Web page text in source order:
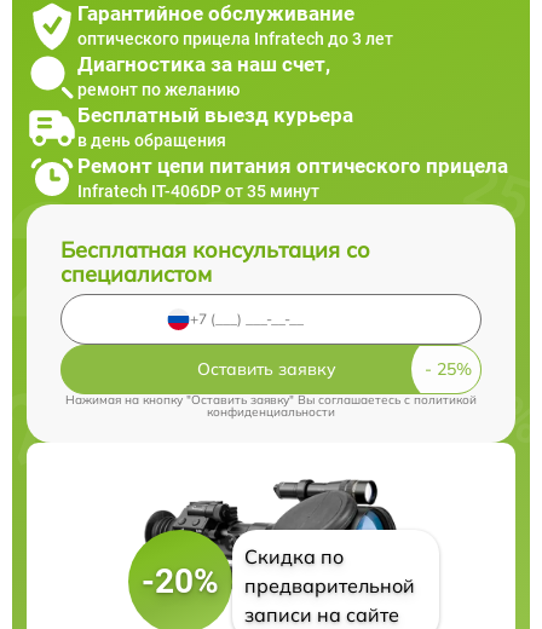
Гарантийное обслуживание
оптического прицела Infratech до 3 лет
Диагностика за наш счет,
ремонт по желанию
Бесплатный выезд курьера
в день обращения
Ремонт цепи питания оптического прицела
Infratech IT-406DP от 35 минут
Бесплатная консультация со
специалистом
Оставить заявку
Нажимая на кнопку "Оставить заявку" Вы соглашаетесь cполитикой
конфиденциальности
-20%
Скидка по
предварительной
записи на сайте